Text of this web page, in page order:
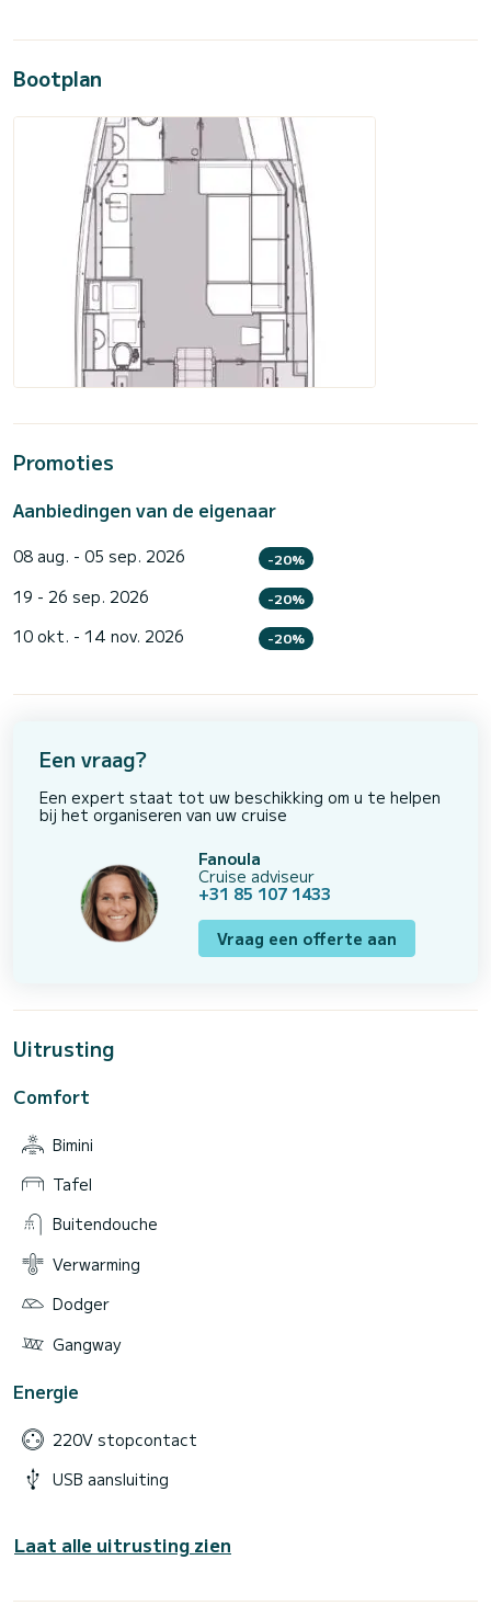
Bootplan
Promoties
Aanbiedingen van de eigenaar
08 aug. - 05 sep. 2026 -20%
19 - 26 sep. 2026 -20%
10 okt. - 14 nov. 2026 -20%
Een vraag?
Een expert staat tot uw beschikking om u te helpen
bij het organiseren van uw cruise
Fanoula
Cruise adviseur
+31 85 107 1433
Vraag een offerte aan
Uitrusting
Comfort
Bimini
Tafel
Buitendouche
Verwarming
Dodger
Gangway
Energie
220V stopcontact
USB aansluiting
Laat alle uitrusting zien